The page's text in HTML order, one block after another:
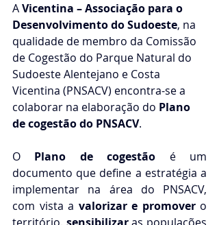
A Vicentina – Associação para o
Desenvolvimento do Sudoeste, na
qualidade de membro da Comissão
de Cogestão do Parque Natural do
Sudoeste Alentejano e Costa
Vicentina (PNSACV) encontra-se a
colaborar na elaboração do Plano
de cogestão do PNSACV.
O Plano de cogestão é um
documento que define a estratégia a
implementar na área do PNSACV,
com vista a valorizar e promover o